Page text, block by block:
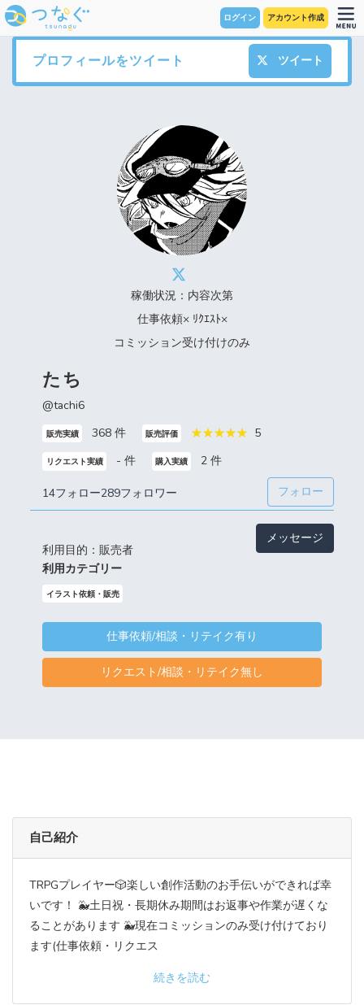
ログイン アカウント作成
プロフィールをツイート ツイート
稼働状況：内容次第
仕事依頼× ﾘｸｴｽﾄ×
コミッション受け付けのみ
たち
@tachi6
販売実績 368 件 販売評価 5
リクエスト実績 - 件 購入実績 2 件
14フォロー289フォロワー フォロー
利用目的：販売者
メッセージ
利用カテゴリー
イラスト依頼・販売
仕事依頼/相談・リテイク有り
リクエスト/相談・リテイク無し
自己紹介
TRPGプレイヤー🎲楽しい創作活動のお手伝いができれば幸
いです！ 🐳土日祝・長期休み期間はお返事や作業が遅くな
ることがあります 🐳現在コミッションのみ受け付けており
ます(仕事依頼・リクエス
続きを読む